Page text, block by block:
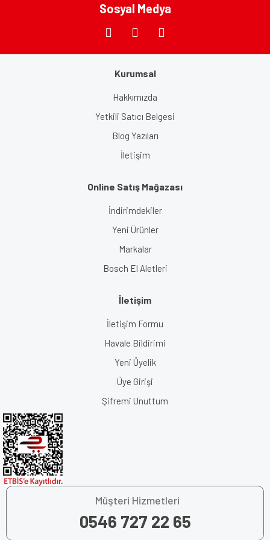
Sosyal Medya
Kurumsal
Hakkımızda
Yetkili Satıcı Belgesi
Blog Yazıları
İletişim
Online Satış Mağazası
İndirimdekiler
Yeni Ürünler
Markalar
Bosch El Aletleri
İletişim
İletişim Formu
Havale Bildirimi
Yeni Üyelik
Üye Girişi
Şifremi Unuttum
Müşteri Hizmetleri
0546 727 22 65